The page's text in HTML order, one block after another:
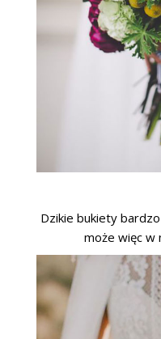
Dzikie bukiety
może więc w